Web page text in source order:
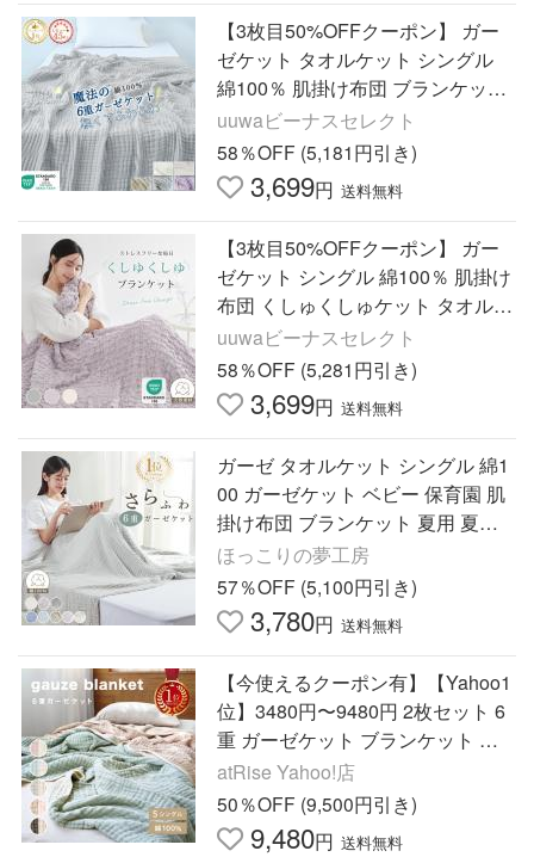
【3枚目50%OFFクーポン】 ガー
ゼケット タオルケット シングル
綿100％ 肌掛け布団 ブランケット
夏用 6重ガーゼケット赤ちゃん オ
ールシーズン 洗える
uuwaビーナスセレクト
58％OFF (5,181円引き)
3,699円 送料無料
【3枚目50%OFFクーポン】 ガー
ゼケット シングル 綿100％ 肌掛け
布団 くしゅくしゅケット タオルケ
ット ガーゼ タオルケット シング
ル ブランケット
uuwaビーナスセレクト
58％OFF (5,281円引き)
3,699円 送料無料
ガーゼ タオルケット シングル 綿1
00 ガーゼケット ベビー 保育園 肌
掛け布団 ブランケット 夏用 夏布
団 ガーゼ タオル 赤ちゃん NENEK
O
ほっこりの夢工房
57％OFF (5,100円引き)
3,780円 送料無料
【今使えるクーポン有】【Yahoo1
位】3480円〜9480円 2枚セット 6
重 ガーゼケット ブランケット 掛
け布団 シングル コットン１００％
綿 オールシーズン 丸洗いOK
atRise Yahoo!店
50％OFF (9,500円引き)
9,480円 送料無料